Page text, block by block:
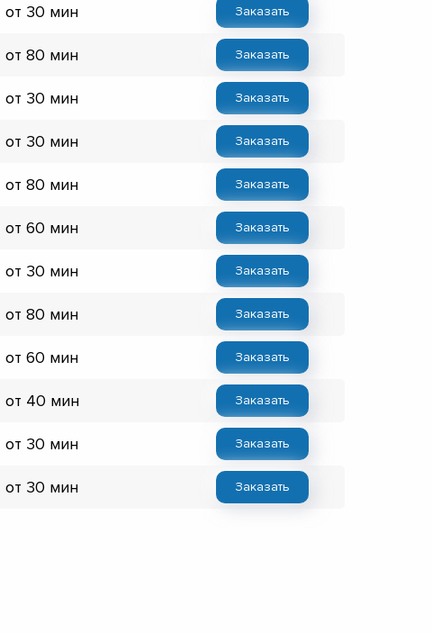
от 30 мин Заказать
от 80 мин Заказать
от 30 мин Заказать
от 30 мин Заказать
от 80 мин Заказать
от 60 мин Заказать
от 30 мин Заказать
от 80 мин Заказать
от 60 мин Заказать
от 40 мин Заказать
от 30 мин Заказать
от 30 мин Заказать